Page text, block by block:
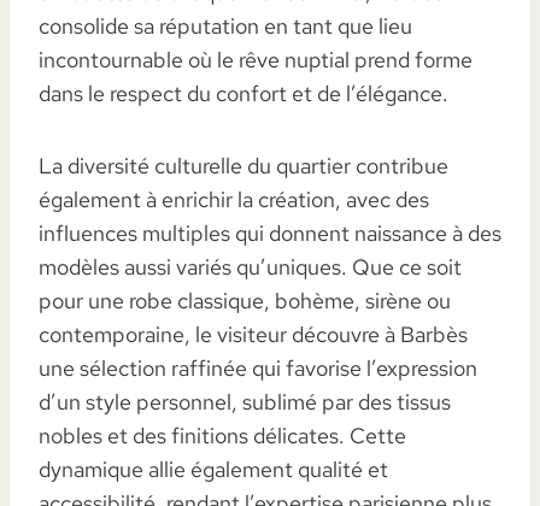
consolide sa réputation en tant que lieu
incontournable où le rêve nuptial prend forme
dans le respect du confort et de l’élégance.
La diversité culturelle du quartier contribue
également à enrichir la création, avec des
influences multiples qui donnent naissance à des
modèles aussi variés qu’uniques. Que ce soit
pour une robe classique, bohème, sirène ou
contemporaine, le visiteur découvre à Barbès
une sélection raffinée qui favorise l’expression
d’un style personnel, sublimé par des tissus
nobles et des finitions délicates. Cette
dynamique allie également qualité et